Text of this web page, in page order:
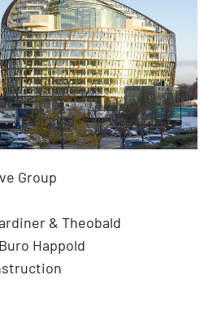
Group
& Theobald
Happold